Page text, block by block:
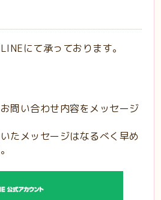
にて承っております。
問い合わせ内容をメッセージ
たメッセージはなるべく早め